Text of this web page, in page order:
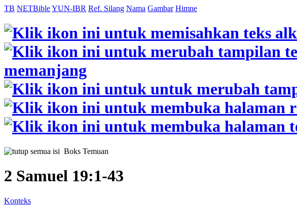
TB NETBibleYUN-IBR Ref. Silang Nama Gambar Himne
Boks Temuan
2 Samuel 19:1-43
Konteks